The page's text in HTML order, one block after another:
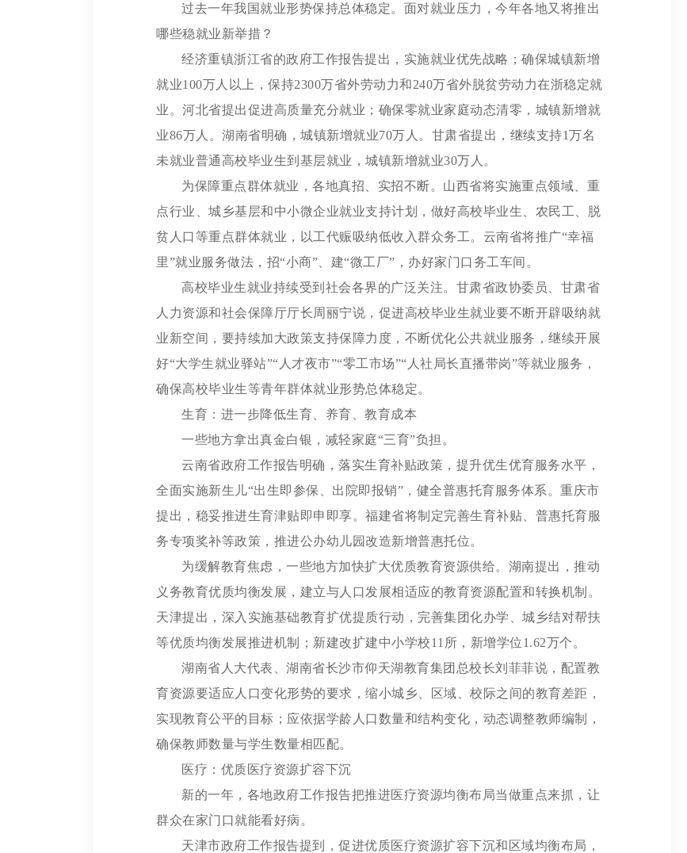
过去一年我国就业形势保持总体稳定。面对就业压力，今年各地又将推出
哪些稳就业新举措？
经济重镇浙江省的政府工作报告提出，实施就业优先战略；确保城镇新增
就业100万人以上，保持2300万省外劳动力和240万省外脱贫劳动力在浙稳定就
业。河北省提出促进高质量充分就业；确保零就业家庭动态清零，城镇新增就
业86万人。湖南省明确，城镇新增就业70万人。甘肃省提出，继续支持1万名
未就业普通高校毕业生到基层就业，城镇新增就业30万人。
为保障重点群体就业，各地真招、实招不断。山西省将实施重点领域、重
点行业、城乡基层和中小微企业就业支持计划，做好高校毕业生、农民工、脱
贫人口等重点群体就业，以工代赈吸纳低收入群众务工。云南省将推广“幸福
里”就业服务做法，招“小商”、建“微工厂”，办好家门口务工车间。
高校毕业生就业持续受到社会各界的广泛关注。甘肃省政协委员、甘肃省
人力资源和社会保障厅厅长周丽宁说，促进高校毕业生就业要不断开辟吸纳就
业新空间，要持续加大政策支持保障力度，不断优化公共就业服务，继续开展
好“大学生就业驿站”“人才夜市”“零工市场”“人社局长直播带岗”等就业服务，
确保高校毕业生等青年群体就业形势总体稳定。
生育：进一步降低生育、养育、教育成本
一些地方拿出真金白银，减轻家庭“三育”负担。
云南省政府工作报告明确，落实生育补贴政策，提升优生优育服务水平，
全面实施新生儿“出生即参保、出院即报销”，健全普惠托育服务体系。重庆市
提出，稳妥推进生育津贴即申即享。福建省将制定完善生育补贴、普惠托育服
务专项奖补等政策，推进公办幼儿园改造新增普惠托位。
为缓解教育焦虑，一些地方加快扩大优质教育资源供给。湖南提出，推动
义务教育优质均衡发展，建立与人口发展相适应的教育资源配置和转换机制。
天津提出，深入实施基础教育扩优提质行动，完善集团化办学、城乡结对帮扶
等优质均衡发展推进机制；新建改扩建中小学校11所，新增学位1.62万个。
湖南省人大代表、湖南省长沙市仰天湖教育集团总校长刘菲菲说，配置教
育资源要适应人口变化形势的要求，缩小城乡、区域、校际之间的教育差距，
实现教育公平的目标；应依据学龄人口数量和结构变化，动态调整教师编制，
确保教师数量与学生数量相匹配。
医疗：优质医疗资源扩容下沉
新的一年，各地政府工作报告把推进医疗资源均衡布局当做重点来抓，让
群众在家门口就能看好病。
天津市政府工作报告提到，促进优质医疗资源扩容下沉和区域均衡布局，